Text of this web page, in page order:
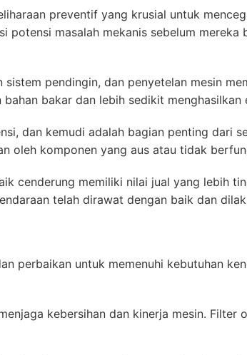
preventif yang krusial untuk
masalah mekanis sebelum
pendingin, dan penyetelan mesin
bakar dan lebih sedikit menghasilkan
dan kemudi adalah bagian penting dari
oleh komponen yang aus atau tidak
cenderung memiliki nilai jual yang lebih
telah dirawat dengan baik dan
perbaikan untuk memenuhi kebutuhan
kebersihan dan kinerja mesin.